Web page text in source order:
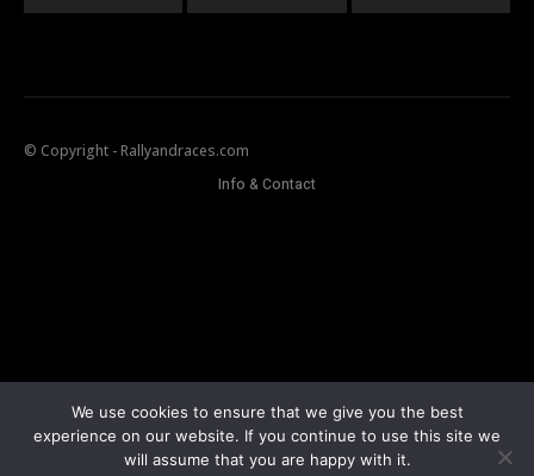
© Copyright - Rallyandraces.com
Info & Contact
We use cookies to ensure that we give you the best
experience on our website. If you continue to use this site we
will assume that you are happy with it.